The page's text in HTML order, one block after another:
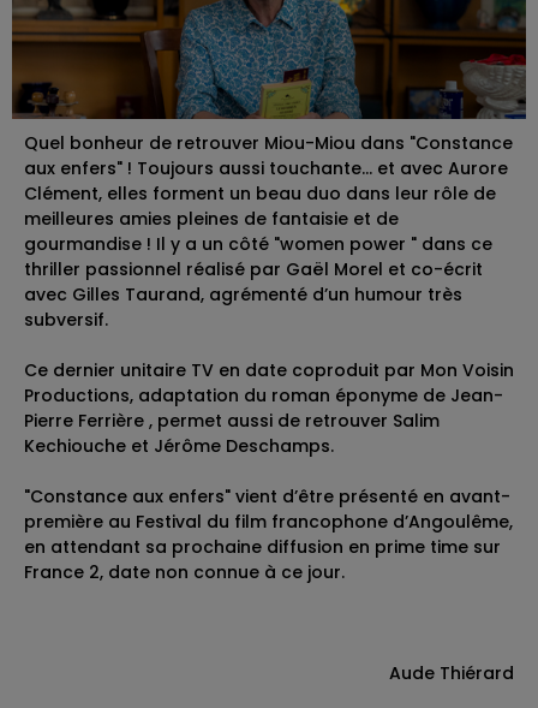
Quel bonheur de retrouver Miou-Miou dans "Constance
aux enfers" ! Toujours aussi touchante… et avec Aurore
Clément, elles forment un beau duo dans leur rôle de
meilleures amies pleines de fantaisie et de
gourmandise ! Il y a un côté "women power " dans ce
thriller passionnel réalisé par Gaël Morel et co-écrit
avec Gilles Taurand, agrémenté d’un humour très
subversif.
Ce dernier unitaire TV en date coproduit par Mon Voisin
Productions, adaptation du roman éponyme de Jean-
Pierre Ferrière , permet aussi de retrouver Salim
Kechiouche et Jérôme Deschamps.
"Constance aux enfers" vient d’être présenté en avant-
première au Festival du film francophone d’Angoulême,
en attendant sa prochaine diffusion en prime time sur
France 2, date non connue à ce jour.
Aude Thiérard